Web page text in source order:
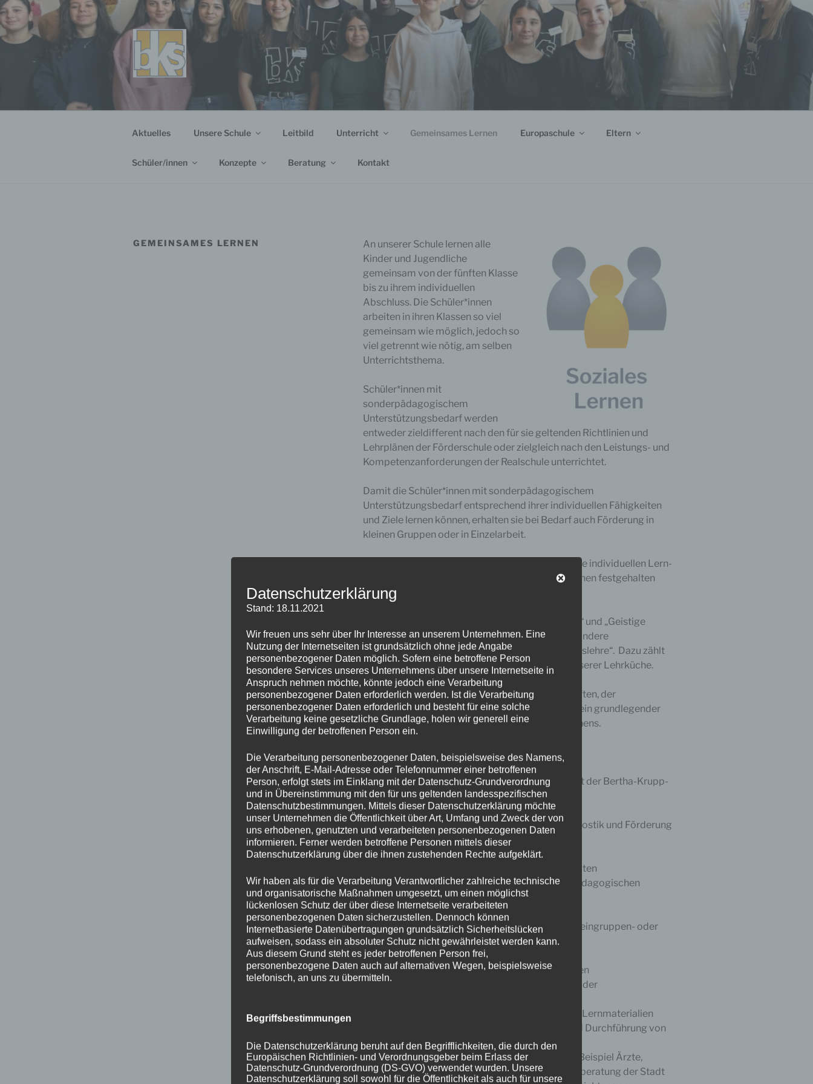
Zum
Inhalt
springen
Aktuelles Unsere Schule Leitbild Unterricht Gemeinsames Lernen Europaschule Eltern
Schüler/innen Konzepte Beratung Kontakt
GEMEINSAMES LERNEN
An unserer Schule lernen alle
Kinder und Jugendliche
gemeinsam von der fünften Klasse
bis zu ihrem individuellen
Abschluss. Die Schüler*innen
arbeiten in ihren Klassen so viel
gemeinsam wie möglich, jedoch so
viel getrennt wie nötig, am selben
Unterrichtsthema.
Schüler*innen mit
sonderpädagogischem
Unterstützungsbedarf werden
entweder zieldifferent nach den für sie geltenden Richtlinien und
Lehrplänen der Förderschule oder zielgleich nach den Leistungs- und
Kompetenzanforderungen der Realschule unterrichtet.
Damit die Schüler*innen mit sonderpädagogischem
Unterstützungsbedarf entsprechend ihrer individuellen Fähigkeiten
und Ziele lernen können, erhalten sie bei Bedarf auch Förderung in
kleinen Gruppen oder in Einzelarbeit.
Richtungsweisend für unsere Arbeit sind damit die individuellen Lern-
und Entwicklungsmöglichkeiten, die in Förderplänen festgehalten
werden.
Schüler*innen, die in den Schwerpunkten „Lernen“ und „Geistige
Entwicklung“ gefördert werden, erhalten als besondere
Berufsvorbereitung Unterricht im Bereich „Arbeitslehre“. Dazu zählt
zum Beispiel der Hauswirtschaftsunterricht in unserer Lehrküche.
Die gute Zusammenarbeit zwischen den Lehrkräften, der
Schulsozialarbeit und den Sonderpädagogen ist ein grundlegender
Baustein für das Gelingen des gemeinsamen Lernens.
Sonderpädagogische Förderung und Beratung
Frau Sprick ist die sonderpädagogische Lehrkraft der Bertha-Krupp-
Realschule.
Sie unterstützt das Kollegium in Fragen der Diagnostik und Förderung
durch
Beobachtung und Diagnose bei Lernschwierigkeiten
Information über die unterschiedlichen sonderpädagogischen
Förderschwerpunkte
Beratung bei individuellen Nachteilsausgleichen
gemeinsamen Unterricht in den Klassen, durch Kleingruppen- oder
Einzelförderung
gemeinsame Elterngespräche, wenn gewünscht
Beratung der Eltern unserer Schule bei besonderen
Lernschwierigkeiten ihrer Kinder oder bei Fragen der
das Bereitstellen individueller und differenzierter Lernmaterialien
das Erstellen von Förderplänen, Vorbereitung und Durchführung von
sonderpädagogischen Gutachten
Kontakte zu außerschulischen Partnern wie zum Beispiel Ärzte,
psychologische Beratungsstellen, SPZ, Autismusberatung der Stadt
Datenschutzerklärung
Stand: 18.11.2021
Wir freuen uns sehr über Ihr Interesse an unserem Unternehmen. Eine
Nutzung der Internetseiten ist grundsätzlich ohne jede Angabe
personenbezogener Daten möglich. Sofern eine betroffene Person
besondere Services unseres Unternehmens über unsere Internetseite in
Anspruch nehmen möchte, könnte jedoch eine Verarbeitung
personenbezogener Daten erforderlich werden. Ist die Verarbeitung
personenbezogener Daten erforderlich und besteht für eine solche
Verarbeitung keine gesetzliche Grundlage, holen wir generell eine
Einwilligung der betroffenen Person ein.
Die Verarbeitung personenbezogener Daten, beispielsweise des Namens,
der Anschrift, E-Mail-Adresse oder Telefonnummer einer betroffenen
Person, erfolgt stets im Einklang mit der Datenschutz-Grundverordnung
und in Übereinstimmung mit den für uns geltenden landesspezifischen
Datenschutzbestimmungen. Mittels dieser Datenschutzerklärung möchte
unser Unternehmen die Öffentlichkeit über Art, Umfang und Zweck der von
uns erhobenen, genutzten und verarbeiteten personenbezogenen Daten
informieren. Ferner werden betroffene Personen mittels dieser
Datenschutzerklärung über die ihnen zustehenden Rechte aufgeklärt.
Wir haben als für die Verarbeitung Verantwortlicher zahlreiche technische
und organisatorische Maßnahmen umgesetzt, um einen möglichst
lückenlosen Schutz der über diese Internetseite verarbeiteten
personenbezogenen Daten sicherzustellen. Dennoch können
Internetbasierte Datenübertragungen grundsätzlich Sicherheitslücken
aufweisen, sodass ein absoluter Schutz nicht gewährleistet werden kann.
Aus diesem Grund steht es jeder betroffenen Person frei,
personenbezogene Daten auch auf alternativen Wegen, beispielsweise
telefonisch, an uns zu übermitteln.
Begriffsbestimmungen
Die Datenschutzerklärung beruht auf den Begrifflichkeiten, die durch den
Europäischen Richtlinien- und Verordnungsgeber beim Erlass der
Datenschutz-Grundverordnung (DS-GVO) verwendet wurden. Unsere
Datenschutzerklärung soll sowohl für die Öffentlichkeit als auch für unsere